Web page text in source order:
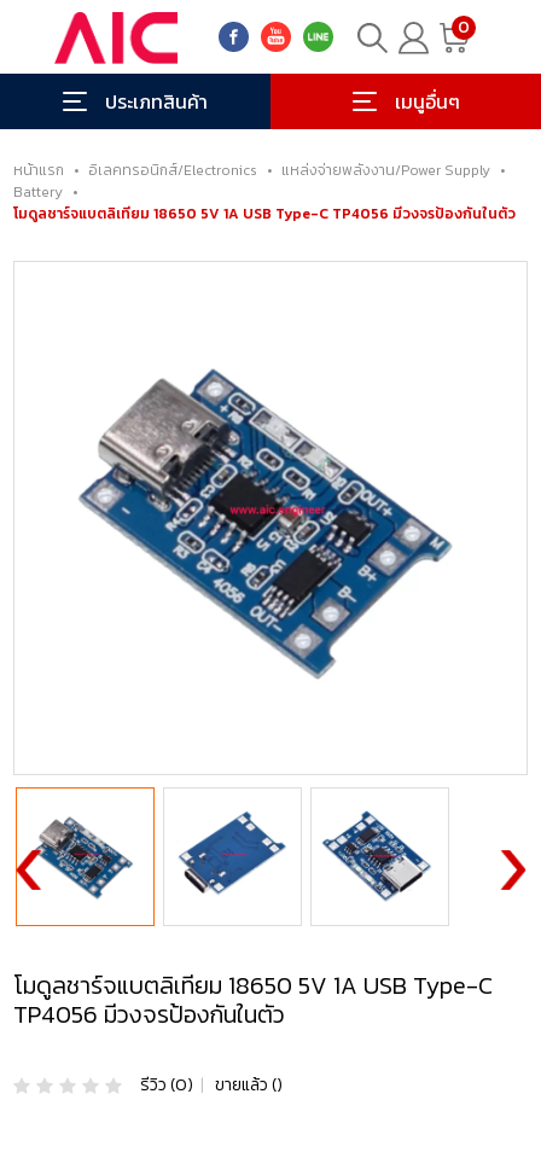
0
ประเภทสินค้า เมนูอื่นๆ
หน้าแรก • อิเลคทรอนิกส์/Electronics • แหล่งจ่ายพลังงาน/Power Supply •
Battery •
โมดูลชาร์จแบตลิเทียม 18650 5V 1A USB Type-C TP4056 มีวงจรป้องกันในตัว
โมดูลชาร์จแบตลิเทียม 18650 5V 1A USB Type-C
TP4056 มีวงจรป้องกันในตัว
รีวิว (0) | ขายแล้ว ()